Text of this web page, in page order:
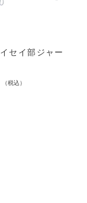
セイ部ジャー
（税込）